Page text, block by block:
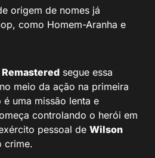
origem de nomes já
como Homem-Aranha e
segue essa
meio da ação na primeira
uma missão lenta e
controlando o herói em
pessoal de Wilson
crime.